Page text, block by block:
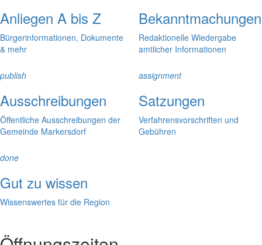
Anliegen A bis Z
Bürgerinformationen, Dokumente
& mehr
Bekanntmachungen
Redaktionelle Wiedergabe
amtlicher Informationen
publish
Ausschreibungen
Öffentliche Ausschreibungen der
Gemeinde Markersdorf
assignment
Satzungen
Verfahrensvorschriften und
Gebühren
done
Gut zu wissen
Wissenswertes für die Region